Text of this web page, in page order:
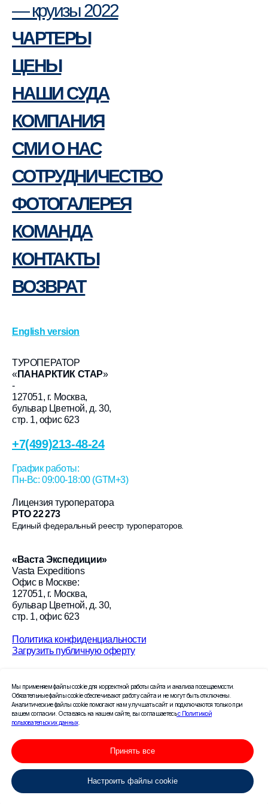
— круизы 2022
ЧАРТЕРЫ
ЦЕНЫ
НАШИ СУДА
КОМПАНИЯ
СМИ О НАС
СОТРУДНИЧЕСТВО
ФОТОГАЛЕРЕЯ
КОМАНДА
КОНТАКТЫ
ВОЗВРАТ
English version
ТУРОПЕРАТОР
«ПАНАРКТИК СТАР»
-
127051, г. Москва,
бульвар Цветной, д. 30,
стр. 1, офис 623
+7(499)213-48-24
График работы:
Пн-Вс: 09:00-18:00 (GTM+3)
Лицензия туроператора
РТО 22 273
Единый федеральный реестр туроператоров.
« Васта Экспедиции»
Vasta Expeditions
Офис в Москве:
127051, г. Москва,
бульвар Цветной, д. 30,
стр. 1, офис 623
Политика конфиденциальности
Загрузить публичную оферту
Создание сайта Leto.Website
Поисковое продвижение сайта —
Мы применяем файлы cookie для корректной работы сайта и анализа посещаемости.
Обязательные файлы cookie обеспечивают работу сайта и не могут быть отключены.
Аналитические файлы cookie помогают нам улучшать сайт и подключаются только при
вашем согласии. Оставаясь на нашем сайте, вы соглашаетесьс Политикой
пользовательских данных.
Принять все
Настроить файлы cookie